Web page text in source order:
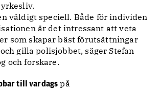
väldigt speciell. Både för individen
är det intressant att veta
som skapar bäst förutsättningar
gilla polisjobbet, säger Stefan
och forskare.
till vardags på